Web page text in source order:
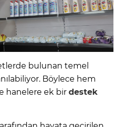
bulunan temel
Böylece hem
hanelere ek bir destek